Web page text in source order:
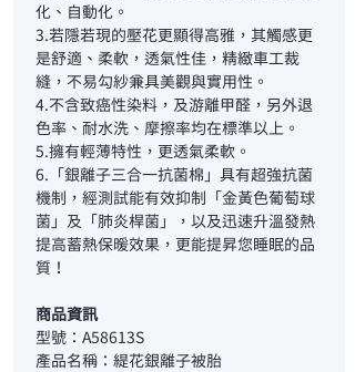
化、自動化。
3.若隱若現的壓花更顯得高雅，其觸感更
是舒適、柔軟，透氣性佳，精緻車工裁
縫，不易勾紗兼具美觀與實用性。
4.不含致癌性染料，及游離甲醛，另外退
色率、耐水洗、摩擦率均在標準以上。
5.擁有輕薄特性，更透氣柔軟。
6.「銀離子三合一抗菌棉」具有超強抗菌
機制，經測試能有效抑制「金黃色葡萄球
菌」及「肺炎桿菌」，以及迅速升溫發熱
提高蓄熱保暖效果，更能提昇您睡眠的品
質！
商品資訊
型號：A58613S
產品名稱：緹花銀離子被胎